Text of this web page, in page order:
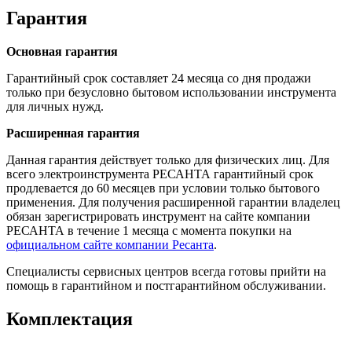
Гарантия
Основная гарантия
Гарантийный срок составляет 24 месяца со дня продажи
только при безусловно бытовом использовании инструмента
для личных нужд.
Расширенная гарантия
Данная гарантия действует только для физических лиц. Для
всего электроинструмента РЕСАНТА гарантийный срок
продлевается до 60 месяцев при условии только бытового
применения. Для получения расширенной гарантии владелец
обязан зарегистрировать инструмент на сайте компании
РЕСАНТА в течение 1 месяца с момента покупки на
официальном сайте компании Ресанта.
Специалисты сервисных центров всегда готовы прийти на
помощь в гарантийном и постгарантийном обслуживании.
Комплектация